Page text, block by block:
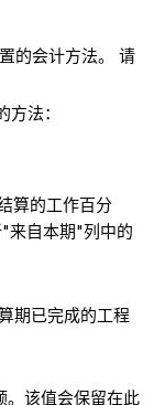
的会计方法。 请
法：
算的工作百分
来自本期"列中的
期已完成的工程
。该值会保留在此